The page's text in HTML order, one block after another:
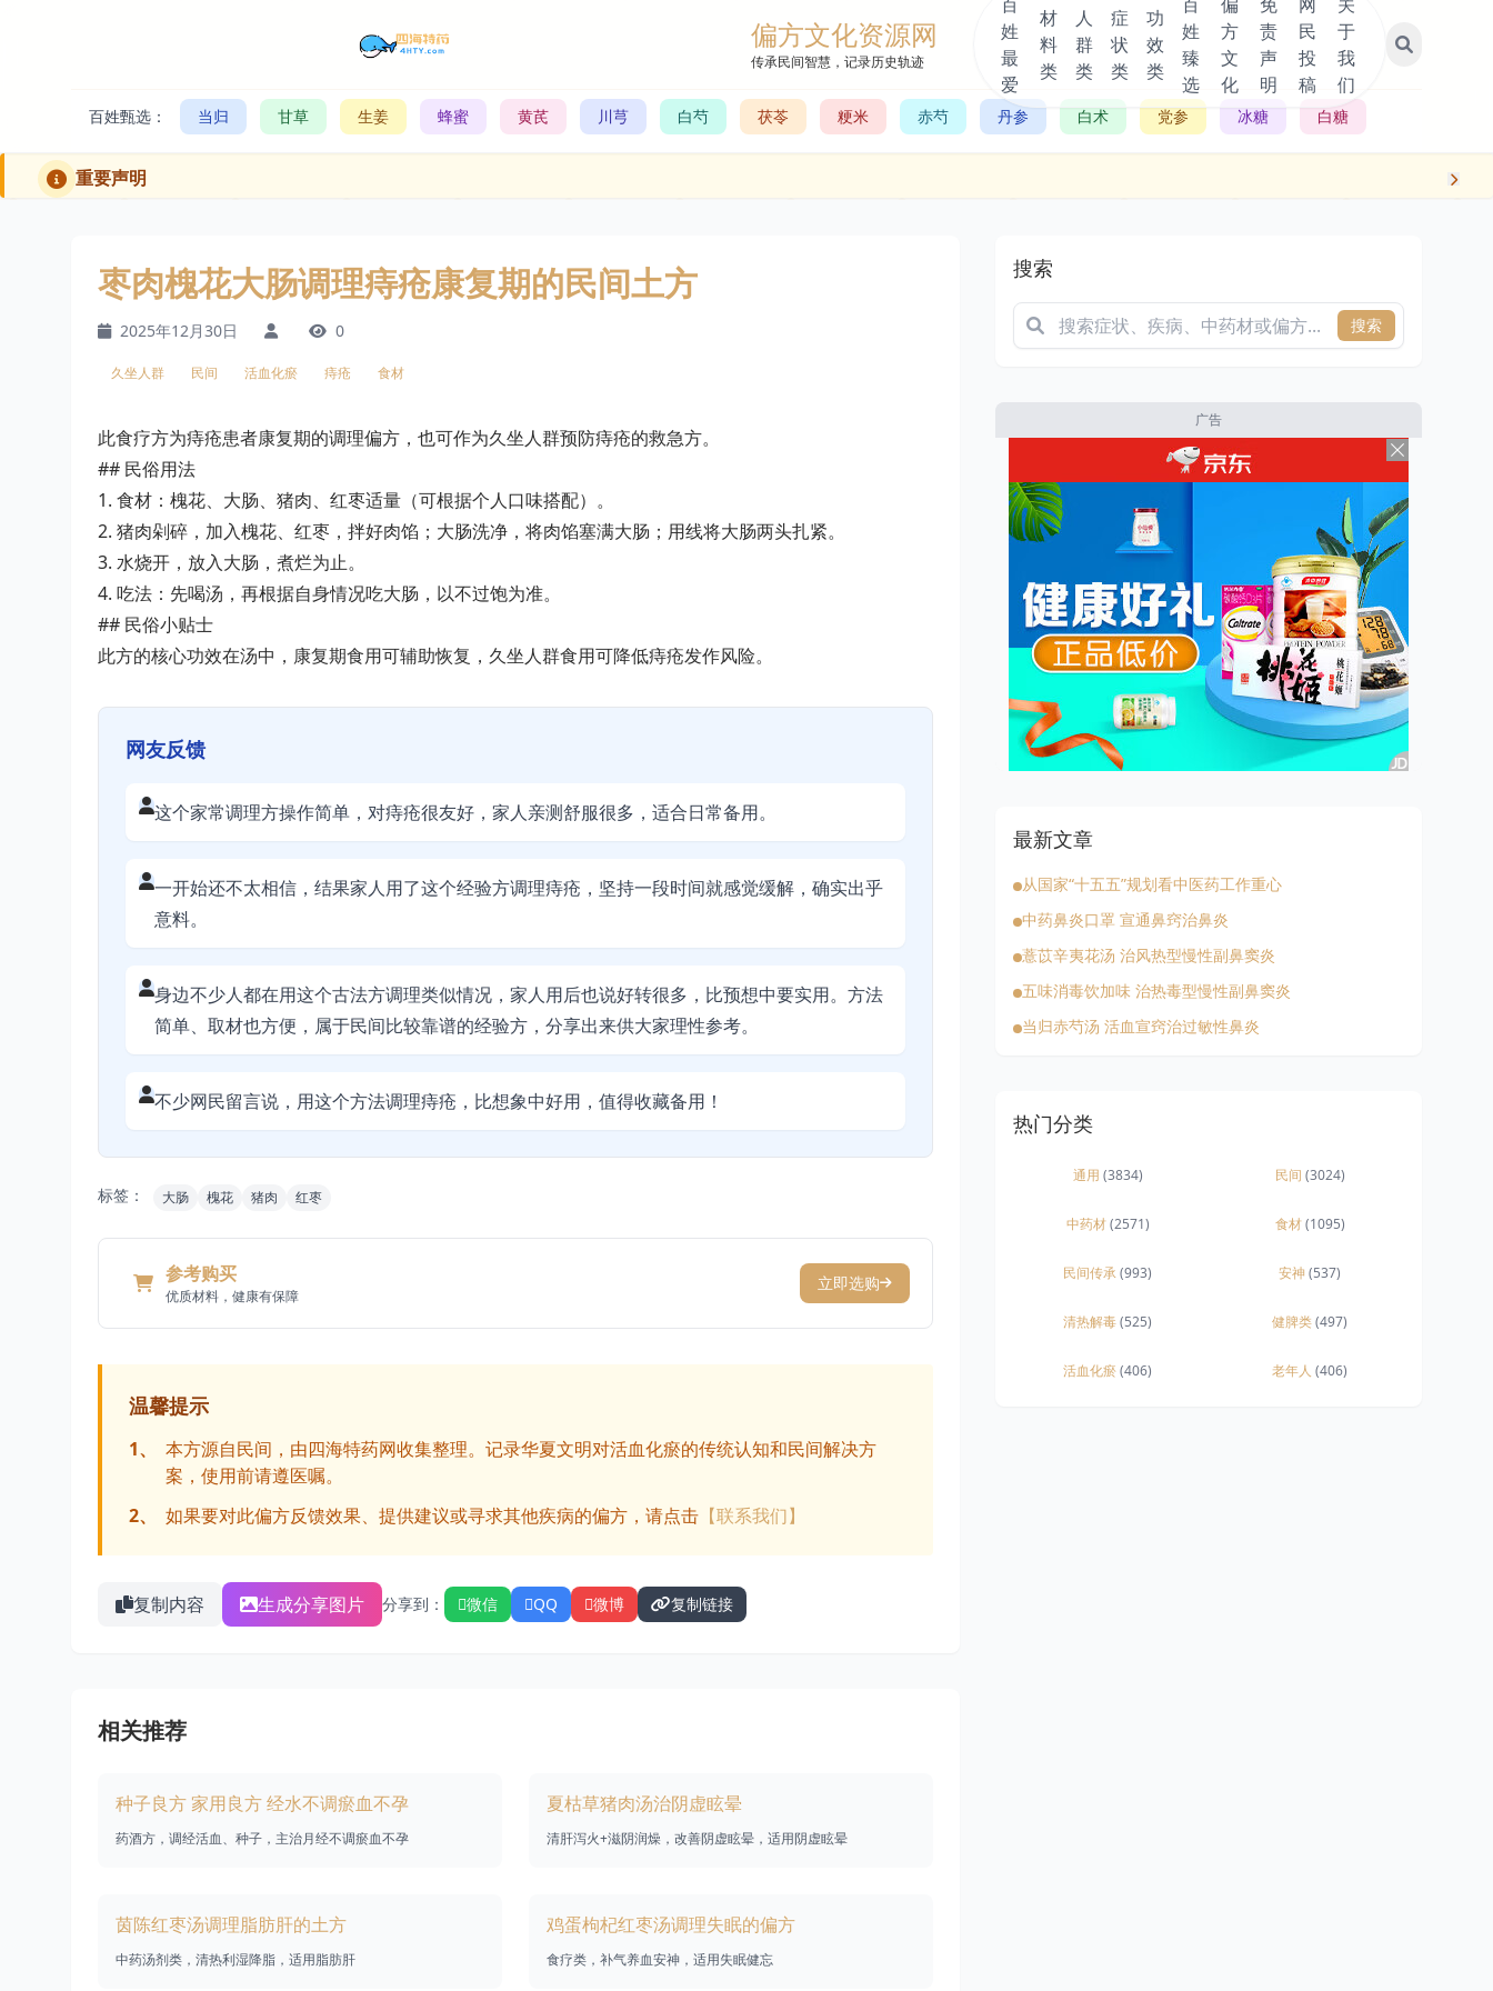
偏方文化资源网
传承民间智慧，记录历史轨迹
姓
最
爱
材
料
类
人
群
类
症
状
类
功
效
类
姓
臻
选
方
文
化
责
声
明
民
投
稿
于
我
们
百姓甄选： 当归 甘草 生姜 蜂蜜 黄芪 川芎 白芍 茯苓 粳米 赤芍 丹参 白术 党参 冰糖 白糖
重要声明
枣肉槐花大肠调理痔疮康复期的民间土方
2025年12月30日 0
久坐人群 民间 活血化瘀 痔疮 食材
此食疗方为痔疮患者康复期的调理偏方，也可作为久坐人群预防痔疮的救急方。
## 民俗用法
1. 食材：槐花、大肠、猪肉、红枣适量（可根据个人口味搭配）。
2. 猪肉剁碎，加入槐花、红枣，拌好肉馅；大肠洗净，将肉馅塞满大肠；用线将大肠两头扎紧。
3. 水烧开，放入大肠，煮烂为止。
4. 吃法：先喝汤，再根据自身情况吃大肠，以不过饱为准。
## 民俗小贴士
此方的核心功效在汤中，康复期食用可辅助恢复，久坐人群食用可降低痔疮发作风险。
网友反馈
这个家常调理方操作简单，对痔疮很友好，家人亲测舒服很多，适合日常备用。
一开始还不太相信，结果家人用了这个经验方调理痔疮，坚持一段时间就感觉缓解，确实出乎
意料。
身边不少人都在用这个古法方调理类似情况，家人用后也说好转很多，比预想中要实用。方法
简单、取材也方便，属于民间比较靠谱的经验方，分享出来供大家理性参考。
不少网民留言说，用这个方法调理痔疮，比想象中好用，值得收藏备用！
标签： 大肠 槐花 猪肉 红枣
参考购买
优质材料，健康有保障
立即选购
温馨提示
1、
本方源自民间，由四海特药网收集整理。记录华夏文明对活血化瘀的传统认知和民间解决方
案，使用前请遵医嘱。
2、
如果要对此偏方反馈效果、提供建议或寻求其他疾病的偏方，请点击 【联系我们】
复制内容 生成分享图片 分享到： 微信 QQ 微博 复制链接
相关推荐
种子良方 家用良方 经水不调瘀血不孕
药酒方，调经活血、种子，主治月经不调瘀血不孕
夏枯草猪肉汤治阴虚眩晕
清肝泻火+滋阴润燥，改善阴虚眩晕，适用阴虚眩晕
茵陈红枣汤调理脂肪肝的土方
中药汤剂类，清热利湿降脂，适用脂肪肝
鸡蛋枸杞红枣汤调理失眠的偏方
食疗类，补气养血安神，适用失眠健忘
搜索
搜索
广告
最新文章
从国家“十五五”规划看中医药工作重心
中药鼻炎口罩 宣通鼻窍治鼻炎
薏苡辛夷花汤 治风热型慢性副鼻窦炎
五味消毒饮加味 治热毒型慢性副鼻窦炎
当归赤芍汤 活血宣窍治过敏性鼻炎
热门分类
通用 (3834) 民间 (3024)
中药材(2571) 食材(1095)
民间传承(993) 安神(537)
清热解毒(525) 健脾类(497)
活血化瘀(406) 老年人 (406)